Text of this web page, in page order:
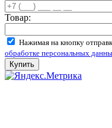
Товар:
Нажимая на кнопку
обработке персональных